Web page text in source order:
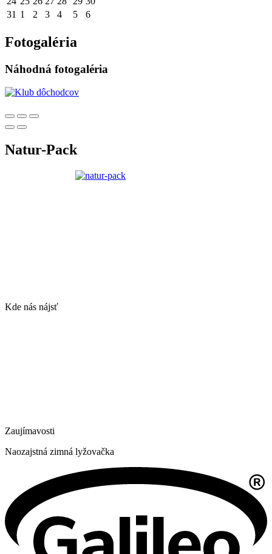
31 1 2 3 4 5 6
Fotogaléria
Náhodná fotogaléria
Natur-Pack
Kde nás nájsť
Zaujímavosti
Naozajstná zimná lyžovačka